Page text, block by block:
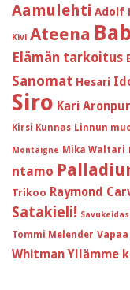
Aamulehti Adolf
Kivi Ateena
Elämän tarkoitus
Sanomat Hesari
Siro Kari
Kirsi Kunnas Linnun
Montaigne Mika Waltari
ntamo
Trikoo Raymond
Satakieli! Savukeidas
Tommi Melender
Whitman Yllämme